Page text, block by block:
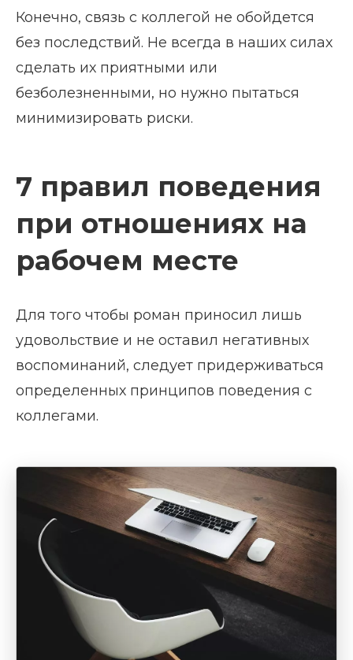
Конечно, связь с коллегой не обойдется
без последствий. Не всегда в наших силах
сделать их приятными или
безболезненными, но нужно пытаться
минимизировать риски.
7 правил поведения
при отношениях на
рабочем месте
Для того чтобы роман приносил лишь
удовольствие и не оставил негативных
воспоминаний, следует придерживаться
определенных принципов поведения с
коллегами.